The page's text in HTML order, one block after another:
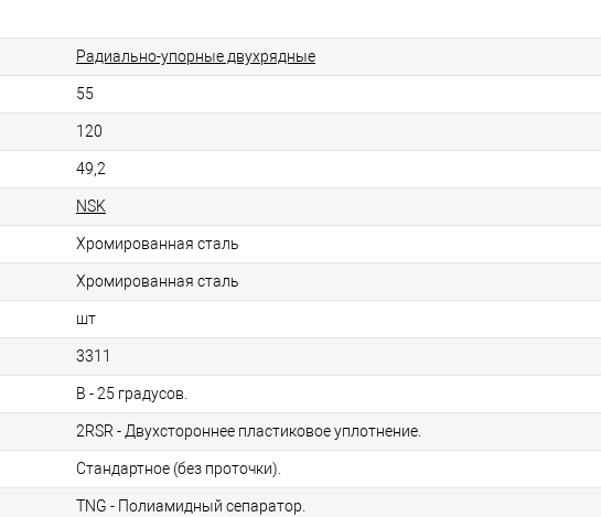
Радиально-упорные двухрядные
55
120
49,2
NSK
Хромированная сталь
Хромированная сталь
шт
3311
В - 25 градусов.
2RSR - Двухстороннее пластиковое уплотнение.
Стандартное (без проточки).
TNG - Полиамидный сепаратор.